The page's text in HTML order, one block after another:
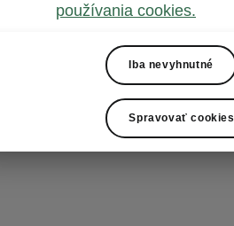
používania cookies.
Iba nevyhnutné
Spravovať cookies